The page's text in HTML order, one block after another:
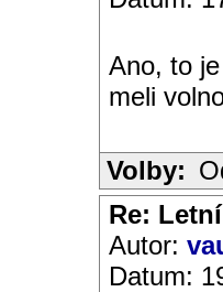
Ano, to
meli
Volby:
Re:
Autor:
Datum: